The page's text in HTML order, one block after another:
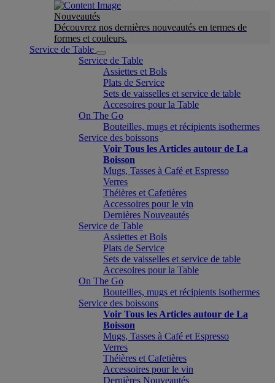
Nouveautés
Découvrez nos dernières nouveautés en termes de
formes et couleurs.
Service de Table
Service de Table
Assiettes et Bols
Plats de Service
Sets de vaisselles et service de table
Accesoires pour la Table
On The Go
Bouteilles, mugs et récipients isothermes
Service des boissons
Voir Tous les Articles autour de La
Boisson
Mugs, Tasses à Café et Espresso
Verres
Théières et Cafetières
Accessoires pour le vin
Dernières Nouveautés
Service de Table
Assiettes et Bols
Plats de Service
Sets de vaisselles et service de table
Accesoires pour la Table
On The Go
Bouteilles, mugs et récipients isothermes
Service des boissons
Voir Tous les Articles autour de La
Boisson
Mugs, Tasses à Café et Espresso
Verres
Théières et Cafetières
Accessoires pour le vin
Dernières Nouveautés